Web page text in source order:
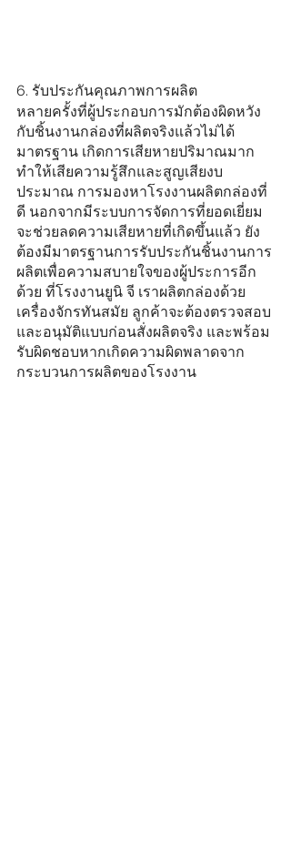
6. รับประกันคุณภาพการผลิต
หลายครั้งที่ผู้ประกอบการมักต้องผิดหวัง
กับชิ้นงานกล่องที่ผลิตจริงแล้วไม่ได้
มาตรฐาน เกิดการเสียหายปริมาณมาก
ทำให้เสียความรู้สึกและสูญเสียงบ
ประมาณ การมองหาโรงงานผลิตกล่องที่
ดี นอกจากมีระบบการจัดการที่ยอดเยี่ยม
จะช่วยลดความเสียหายที่เกิดขึ้นแล้ว ยัง
ต้องมีมาตรฐานการรับประกันชิ้นงานการ
ผลิตเพื่อความสบายใจของผู้ประการอีก
ด้วย ที่โรงงานยูนิ จี เราผลิตกล่องด้วย
เครื่องจักรทันสมัย ลูกค้าจะต้องตรวจสอบ
และอนุมัติแบบก่อนสั่งผลิตจริง และพร้อม
รับผิดชอบหากเกิดความผิดพลาดจาก
กระบวนการผลิตของโรงงาน